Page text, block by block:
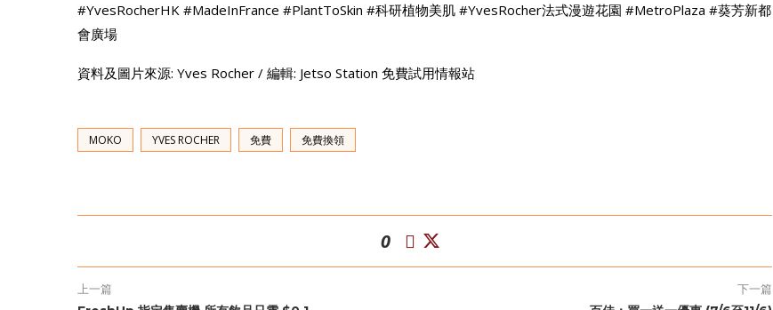
#YvesRocherHK #MadeInFrance #PlantToSkin #科研植物美肌 #YvesRocher法式漫遊花園 #MetroPlaza #葵芳新都
會廣場
資料及圖片來源: Yves Rocher / 編輯: Jetso Station 免費試用情報站
MOKO YVES ROCHER 免費 免費換領
0
上一篇
下一篇